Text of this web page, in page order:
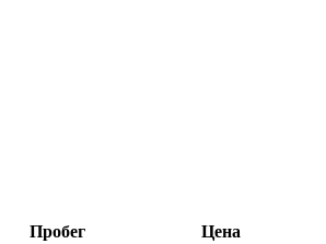
Пробег Цена